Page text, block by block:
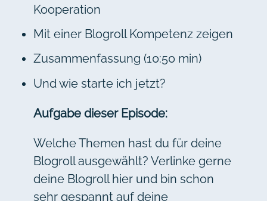
Kooperation
Mit einer Blogroll Kompetenz zeigen
Zusammenfassung (10:50 min)
Und wie starte ich jetzt?
Aufgabe dieser Episode:
Welche Themen hast du für deine
Blogroll ausgewählt? Verlinke gerne
deine Blogroll hier und bin schon
sehr gespannt auf deine